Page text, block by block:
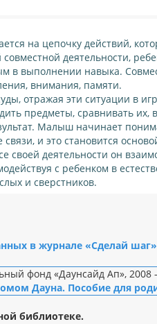
на цепочку действий,
деятельности,
в выполнении навыка.
внимания, памяти.
отражая эти ситуации в
предметы, сравнивать их,
Малыш начинает
и это становится
деятельности он
с ребенком в
и сверстников.
в журнале «Сделай шаг»
фонд «Даунсайд Ап», 2008
Дауна. Пособие для
библиотеке.